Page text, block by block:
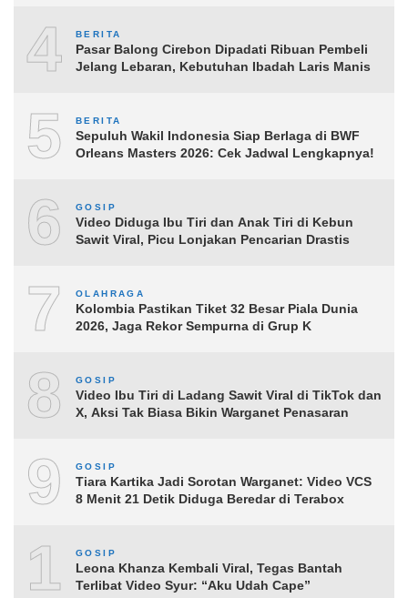
4 BERITA
Pasar Balong Cirebon Dipadati Ribuan Pembeli
Jelang Lebaran, Kebutuhan Ibadah Laris Manis
5 BERITA
Sepuluh Wakil Indonesia Siap Berlaga di BWF
Orleans Masters 2026: Cek Jadwal Lengkapnya!
6 GOSIP
Video Diduga Ibu Tiri dan Anak Tiri di Kebun
Sawit Viral, Picu Lonjakan Pencarian Drastis
7 OLAHRAGA
Kolombia Pastikan Tiket 32 Besar Piala Dunia
2026, Jaga Rekor Sempurna di Grup K
8 GOSIP
Video Ibu Tiri di Ladang Sawit Viral di TikTok dan
X, Aksi Tak Biasa Bikin Warganet Penasaran
9 GOSIP
Tiara Kartika Jadi Sorotan Warganet: Video VCS
8 Menit 21 Detik Diduga Beredar di Terabox
10
GOSIP
Leona Khanza Kembali Viral, Tegas Bantah
Terlibat Video Syur: “Aku Udah Cape”